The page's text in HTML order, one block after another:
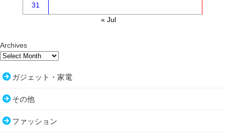
31
« Jul
Archives
ガジェット・家電
その他
ファッション